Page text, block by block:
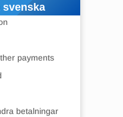
svenska
payments
betalningar